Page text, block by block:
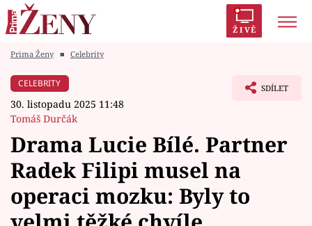
ŽIVĚ
Módní alarm
Témata
Celebrity
Prima Ženy ■ Celebrity
CELEBRITY
30. listopadu 2025 11:48
Tomáš Durčák
SDÍLET
Drama Lucie Bílé. Partner
Radek Filipi musel na
operaci mozku: Byly to